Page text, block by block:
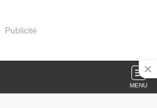
Publicité
MENU